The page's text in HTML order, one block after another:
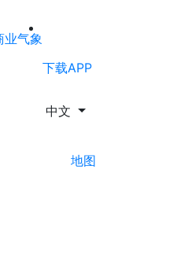
业气象
下载APP
中文
地图